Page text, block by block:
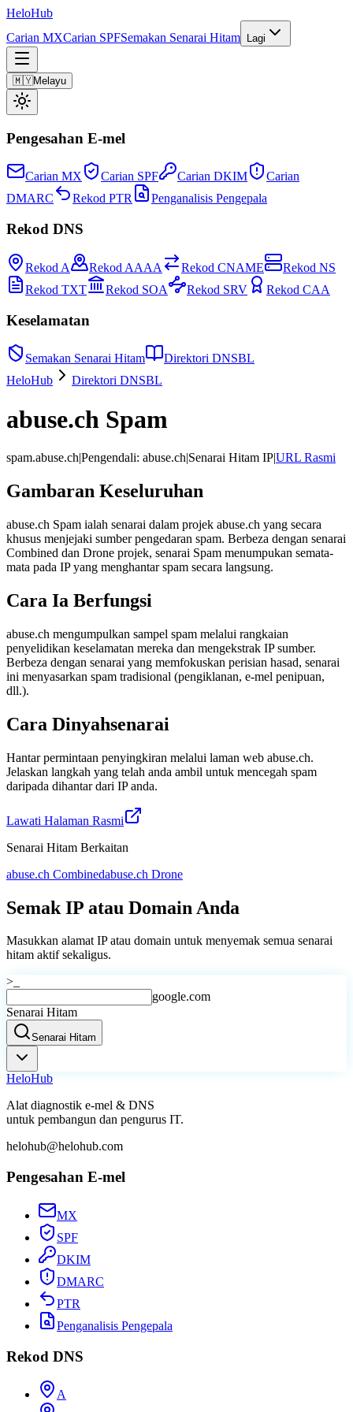
HeloHub
Carian MXCarian SPFSemakan Senarai Hitam Lagi
🇲🇾Melayu
Pengesahan E-mel
Carian MX Carian SPF Carian DKIM
Carian
DMARC
Rekod PTR Penganalisis Pengepala
Rekod DNS
Rekod A Rekod AAAA Rekod CNAME
Rekod NS
Rekod TXT
Rekod SOA Rekod SRV Rekod CAA
Keselamatan
Semakan Senarai Hitam
Direktori DNSBL
HeloHub
Direktori DNSBL
abuse.ch Spam
spam.abuse.ch|Pengendali: abuse.ch|Senarai Hitam IP|URL Rasmi
Gambaran Keseluruhan
abuse.ch Spam ialah senarai dalam projek abuse.ch yang secara
khusus menjejaki sumber pengedaran spam. Berbeza dengan senarai
Combined dan Drone projek, senarai Spam menumpukan semata-
mata pada IP yang menghantar spam secara langsung.
Cara Ia Berfungsi
abuse.ch mengumpulkan sampel spam melalui rangkaian
penyelidikan keselamatan mereka dan mengekstrak IP sumber.
Berbeza dengan senarai yang memfokuskan perisian hasad, senarai
ini menyasarkan spam tradisional (pengiklanan, e-mel penipuan,
dll.).
Cara Dinyahsenarai
Hantar permintaan penyingkiran melalui laman web abuse.ch.
Jelaskan langkah yang telah anda ambil untuk mencegah spam
daripada dihantar dari IP anda.
Lawati Halaman Rasmi
Senarai Hitam Berkaitan
abuse.ch Combinedabuse.ch Drone
Semak IP atau Domain Anda
Masukkan alamat IP atau domain untuk menyemak semua senarai
hitam aktif sekaligus.
>_
google.com
Senarai Hitam
Senarai Hitam
HeloHub
Alat diagnostik e-mel & DNS
untuk pembangun dan pengurus IT.
helohub@helohub.com
Pengesahan E-mel
MX
SPF
DKIM
DMARC
PTR
Penganalisis Pengepala
Rekod DNS
A